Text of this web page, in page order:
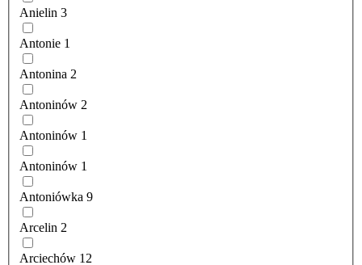
Anielin 3
Antonie 1
Antonina 2
Antoninów 2
Antoninów 1
Antoninów 1
Antoniówka 9
Arcelin 2
Arciechów 12